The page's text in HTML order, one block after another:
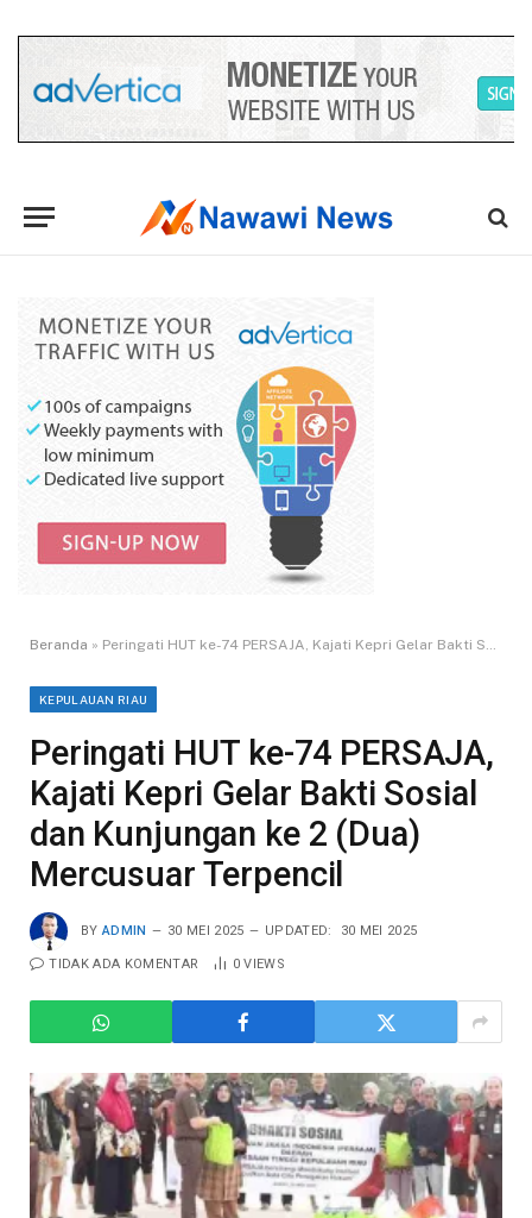
Beranda » Peringati HUT ke-74 PERSAJA, Kajati Kepri Gelar Bakti Sosial dan Kunjungan ke 2 (Dua) Mercusuar Terpencil
KEPULAUAN RIAU
Peringati HUT ke-74 PERSAJA,
Kajati Kepri Gelar Bakti Sosial
dan Kunjungan ke 2 (Dua)
Mercusuar Terpencil
BY ADMIN 30 MEI 2025 UPDATED: 30 MEI 2025
TIDAK ADA KOMENTAR 0VIEWS